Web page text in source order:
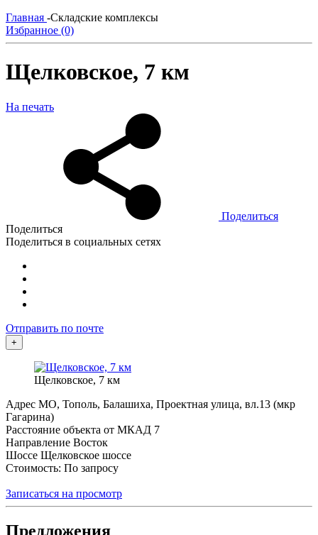
Главная -Складские комплексы
Избранное (0)
Щелковское, 7 км
На печать
Поделиться
Поделиться
Поделиться в социальных сетях
Отправить по почте
+
Щелковское, 7 км
Адрес МО, Тополь, Балашиха, Проектная улица, вл.13 (мкр
Гагарина)
Расстояние объекта от МКАД 7
Направление Восток
Шоссе Щелковское шоссе
Стоимость: По запросу
Записаться на просмотр
Предложения